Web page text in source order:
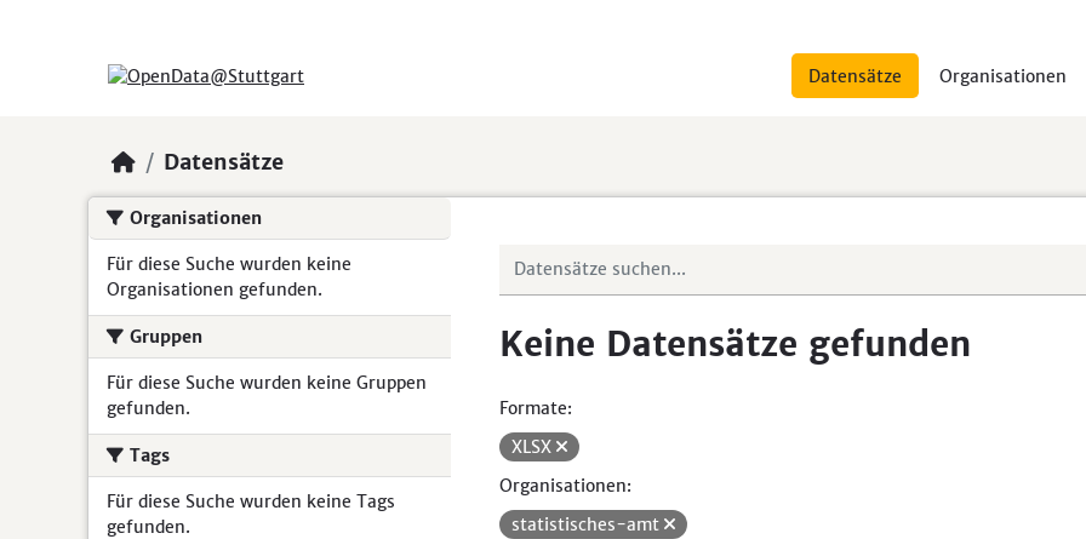
Datensätze Organisationen
Datensätze
Organisationen
Für diese Suche wurden keine
Organisationen gefunden.
Gruppen
Für diese Suche wurden keine Gruppen
gefunden.
Tags
Für diese Suche wurden keine Tags
gefunden.
Keine Datensätze gefunden
Formate:
XLSX
Organisationen:
statistisches-amt